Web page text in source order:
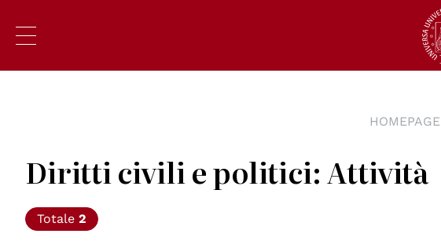
HOMEPAGE
Diritti civili e politici: Attività
Totale 2